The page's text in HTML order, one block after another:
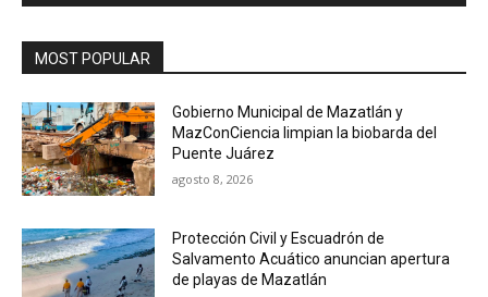
MOST POPULAR
Gobierno Municipal de Mazatlán y
MazConCiencia limpian la biobarda del
Puente Juárez
agosto 8, 2026
Protección Civil y Escuadrón de
Salvamento Acuático anuncian apertura
de playas de Mazatlán